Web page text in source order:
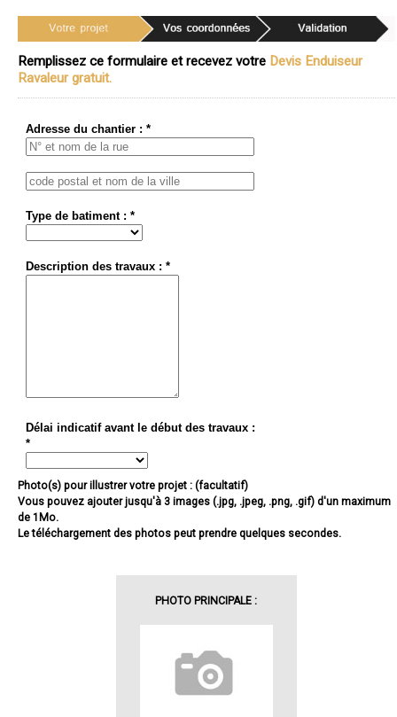
Remplissez ce formulaire et recevez votre Devis Enduiseur
Ravaleur gratuit.
Adresse du chantier : *
Type de batiment : *
Description des travaux : *
Délai indicatif avant le début des travaux :
*
Photo(s) pour illustrer votre projet : (facultatif)
Vous pouvez ajouter jusqu'à 3 images (.jpg, .jpeg, .png, .gif) d'un maximum
de 1Mo.
Le téléchargement des photos peut prendre quelques secondes.
PHOTO PRINCIPALE :